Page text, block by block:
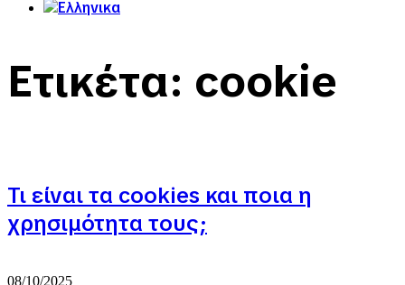
Ετικέτα: cookie
Τι είναι τα cookies και ποια η
χρησιμότητα τους;
08/10/2025